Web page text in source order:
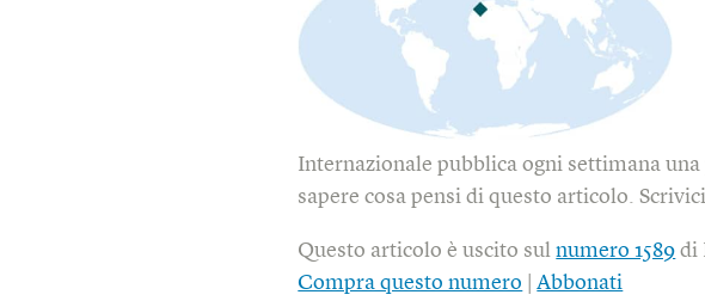
Internazionale pubblica ogni settimana
sapere cosa pensi di questo articolo.
Questo articolo è uscito sulnumero 1589 di
Compra questo numero
Abbonati